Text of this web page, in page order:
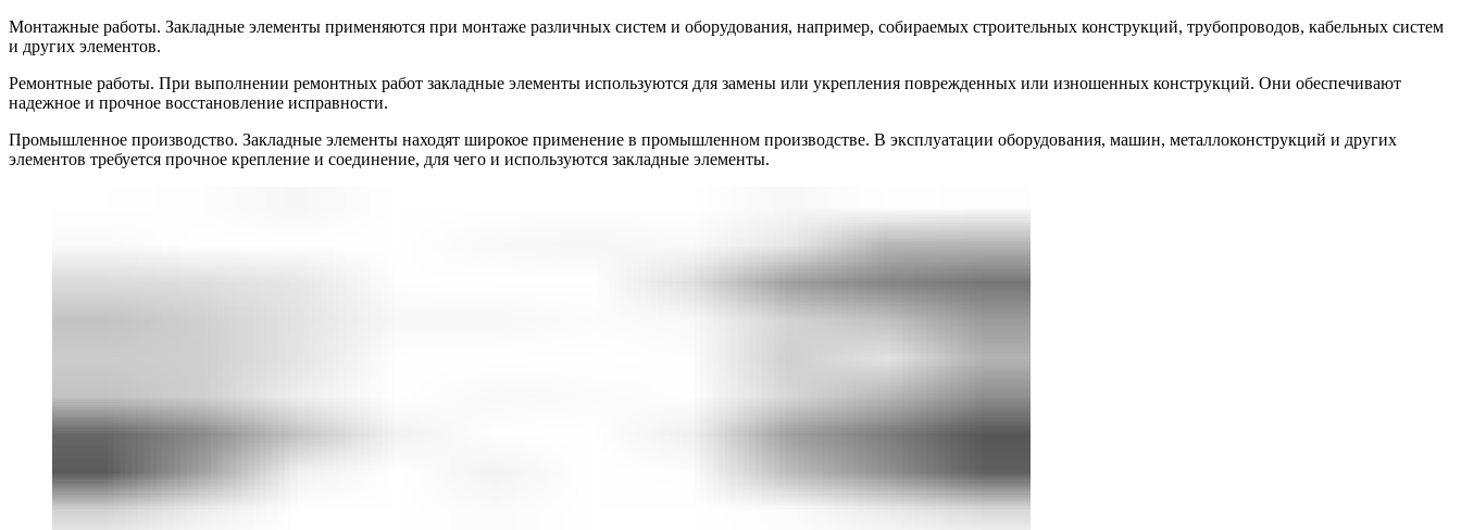
Монтажные работы. Закладные элементы применяются при монтаже различных систем и оборудования, например, собираемых строительных конструкций, трубопроводов, кабельных систем
и других элементов.
Ремонтные работы. При выполнении ремонтных работ закладные элементы используются для замены или укрепления поврежденных или изношенных конструкций. Они обеспечивают
надежное и прочное восстановление исправности.
Промышленное производство. Закладные элементы находят широкое применение в промышленном производстве. В эксплуатации оборудования, машин, металлоконструкций и других
элементов требуется прочное крепление и соединение, для чего и используются закладные элементы.